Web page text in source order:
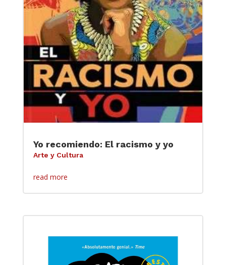
Yo recomiendo: El racismo y yo
Arte y Cultura
read more